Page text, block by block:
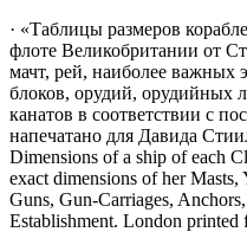
· «Таблицы размеров
флоте Великобритании от
мачт, рей, наиболее важных
блоков, орудий, орудийных
канатов в соответствии с
напечатано для Давида
Dimensions of a ship of each
exact dimensions of her
Guns, Gun-Carriages,
Establishment. London printed